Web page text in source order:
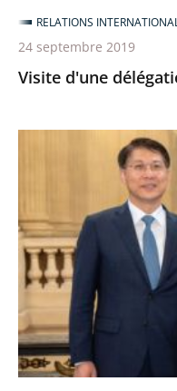
Visite d'une
RELATIONS
24 septembre 2019
de
la
République
de
Corée